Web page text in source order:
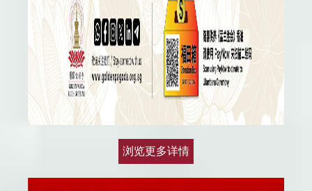
浏览更多详情